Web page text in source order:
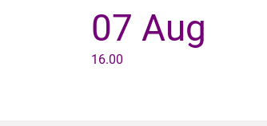
07 Aug
16.00